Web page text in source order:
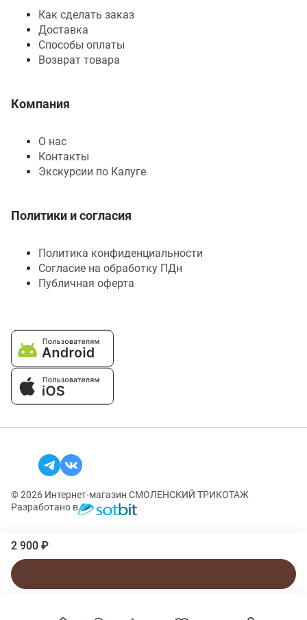
2 900 ₽
Как сделать заказ
Доставка
Способы оплаты
Возврат товара
Компания
О нас
Контакты
Экскурсии по Калуге
Политики и согласия
Политика конфиденциальности
Согласие на обработку ПДн
Публичная оферта
© 2026 Интернет-магазин СМОЛЕНСКИЙ ТРИКОТАЖ
Разработано в